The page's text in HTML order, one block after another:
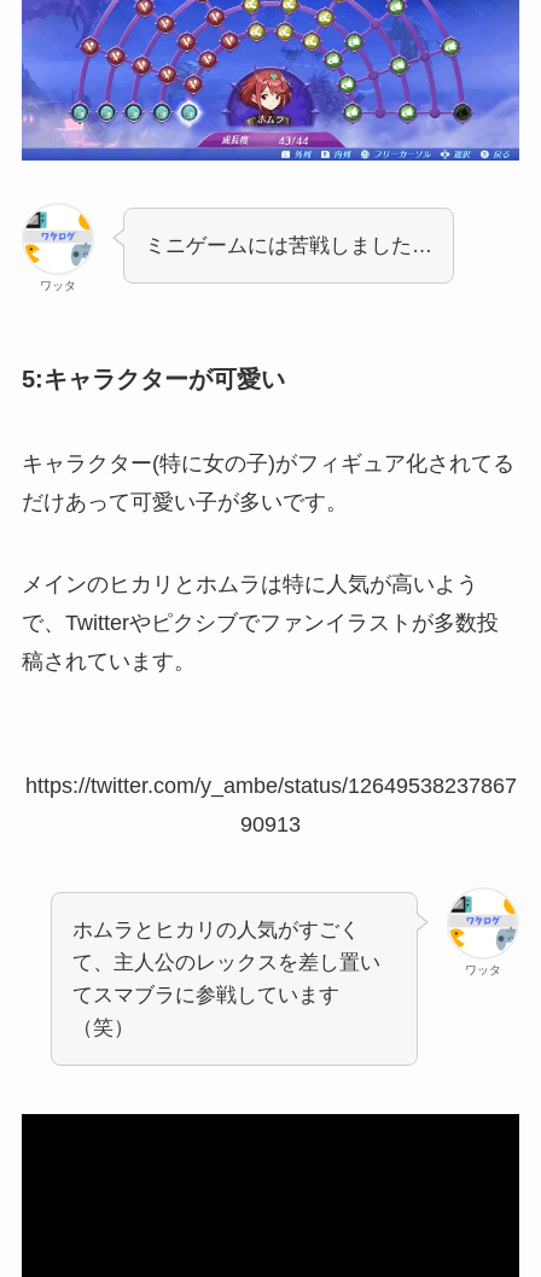
ワッタ
ミニゲームには苦戦しました…
5:キャラクターが可愛い
キャラクター(特に女の子)がフィギュア化されてる
だけあって可愛い子が多いです。
メインのヒカリとホムラは特に人気が高いよう
で、Twitterやピクシブでファンイラストが多数投
稿されています。
https://twitter.com/y_ambe/status/12649538237867
90913
ワッタ
ホムラとヒカリの人気がすごく
て、主人公のレックスを差し置い
てスマブラに参戦しています
（笑）